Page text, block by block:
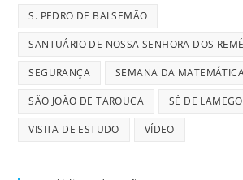
S. PEDRO DE BALSEMÃO
SANTUÁRIO DE NOSSA SENHORA DOS
SEGURANÇA SEMANA DA
SÃO JOÃO DE TAROUCA SÉ DE LAMEGO
VISITA DE ESTUDO VÍDEO